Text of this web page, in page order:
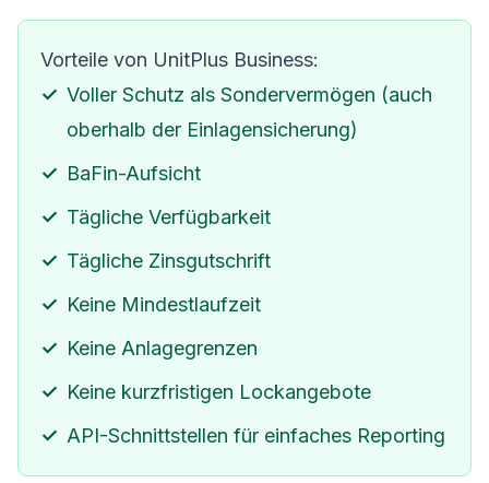
Vorteile von UnitPlus Business:
Voller Schutz als Sondervermögen (auch
oberhalb der Einlagensicherung)
BaFin-Aufsicht
Tägliche Verfügbarkeit
Tägliche Zinsgutschrift
Keine Mindestlaufzeit
Keine Anlagegrenzen
Keine kurzfristigen Lockangebote
API-Schnittstellen für einfaches Reporting